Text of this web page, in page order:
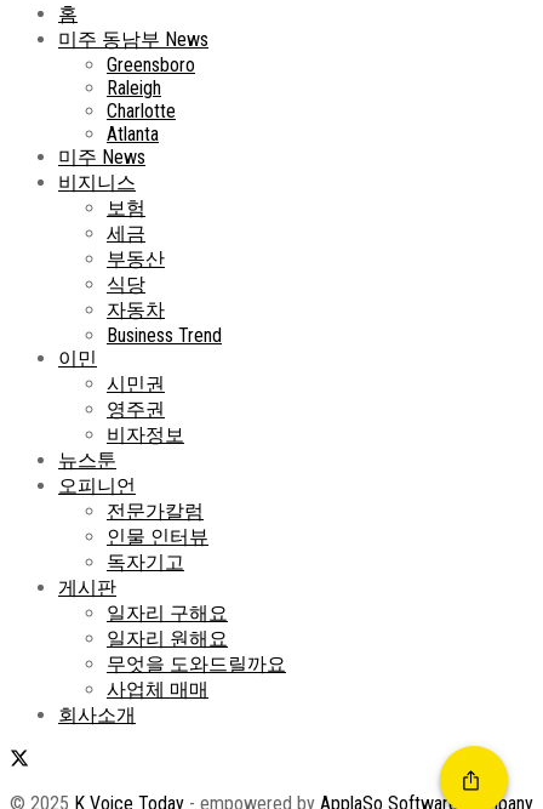
홈
미주 동남부 News
Greensboro
Raleigh
Charlotte
Atlanta
미주 News
비지니스
보험
세금
부동산
식당
자동차
Business Trend
이민
시민권
영주권
비자정보
뉴스툰
오피니언
전문가칼럼
인물 인터뷰
독자기고
게시판
일자리 구해요
일자리 원해요
무엇을 도와드릴까요
사업체 매매
회사소개
© 2025 K Voice Today - empowered by ApplaSo Software Company